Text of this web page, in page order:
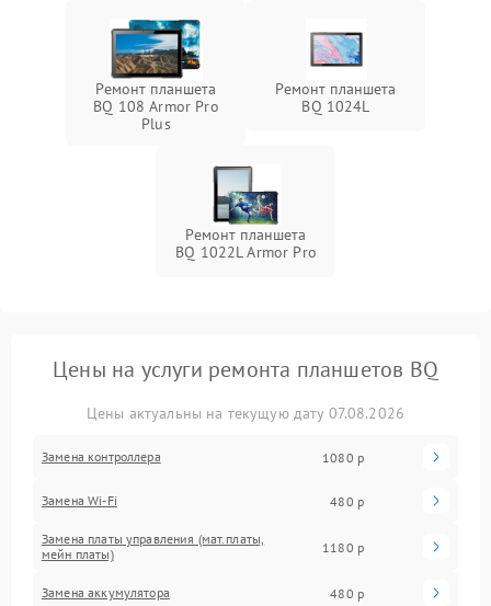
Ремонт планшета
BQ 108 Armor Pro
Plus
Ремонт планшета
BQ 1024L
Ремонт планшета
BQ 1022L Armor Pro
Цены на услуги ремонта планшетов BQ
Цены актуальны на текущую дату 07.08.2026
Замена контроллера 1080 р
Замена Wi-Fi 480 р
Замена платы управления (мат.платы,
мейн платы)
1180 р
Замена аккумулятора 480 р